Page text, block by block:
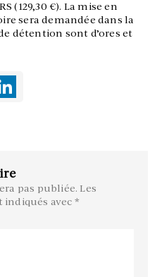
(129,30 €). La mise en
sera demandée dans la
détention sont d’ores et
pas publiée. Les
avec *